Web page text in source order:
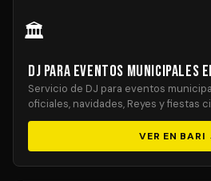
🏛️
DJ para Eventos Municipales
Servicio de DJ para eventos
oficiales, navidades, Reyes y fiestas
VER EN BARI